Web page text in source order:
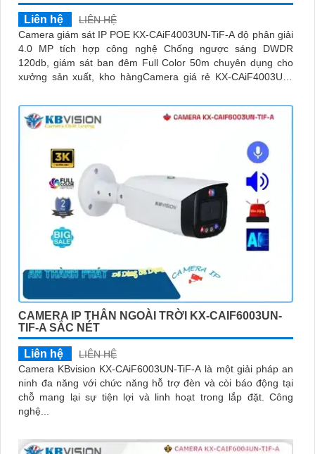
Liên hệ
LIÊN HỆ
Camera giám sát IP POE KX-CAiF4003UN-TiF-A độ phân giải
4.0 MP tích hợp công nghệ Chống ngược sáng DWDR
120db, giám sát ban đêm Full Color 50m chuyên dụng cho
xưởng sản xuất, kho hàngCamera giá rẻ KX-CAiF4003UN-
CAMERA IP THÂN NGOÀI TRỜI KX-CAIF6003UN-
TIF-A SẮC NÉT
Liên hệ
LIÊN HỆ
Camera KBvision KX-CAiF6003UN-TiF-A là một giải pháp an
ninh đa năng với chức năng hỗ trợ đèn và còi báo động tại
chỗ mang lại sự tiện lợi và linh hoạt trong lắp đặt. Công
nghệ...